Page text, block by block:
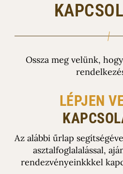
Ossza meg velünk,
LÉPJEN
Az alábbi űrlap
asztalfoglalalással,
rendezvényeinkkkel